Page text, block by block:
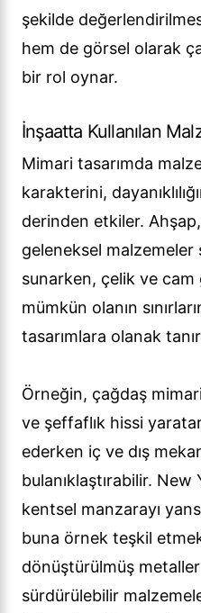
şekilde
hem de görsel olarak
bir rol oynar.
İnşaatta Kullanılan
Mimari tasarımda
karakterini,
derinden etkiler.
geleneksel malzemeler
sunarken, çelik ve
mümkün olanın
tasarımlara olanak
Örneğin, çağdaş
ve şeffaflık hissi
ederken iç ve dış
bulanıklaştırabilir. New
kentsel manzarayı
buna örnek teşkil
dönüştürülmüş
sürdürülebilir